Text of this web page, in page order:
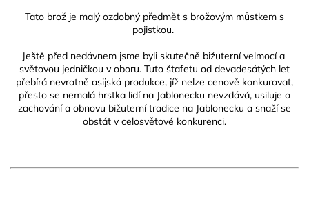
Tato brož je malý ozdobný předmět s brožovým můstkem s
pojistkou.
Ještě před nedávnem jsme byli skutečně bižuterní velmocí a
světovou jedničkou v oboru. Tuto štafetu od devadesátých let
přebírá nevratně asijská produkce, jíž nelze cenově konkurovat,
přesto se nemalá hrstka lidí na Jablonecku nevzdává, usiluje o
zachování a obnovu bižuterní tradice na Jablonecku a snaží se
obstát v celosvětové konkurenci.